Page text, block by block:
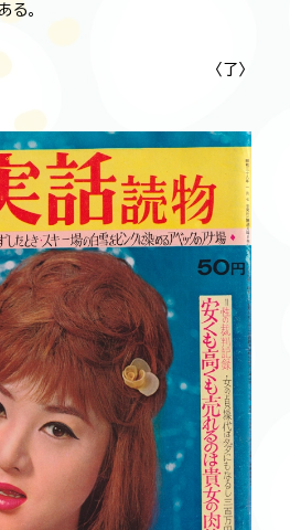
る。
〈了〉